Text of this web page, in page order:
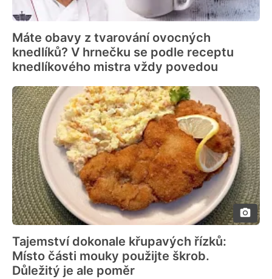
Máte obavy z tvarování ovocných
knedlíků? V hrnečku se podle receptu
knedlíkového mistra vždy povedou
Tajemství dokonale křupavých řízků:
Místo části mouky použijte škrob.
Důležitý je ale poměr